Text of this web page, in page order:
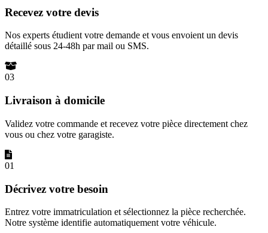
Recevez votre devis
Nos experts étudient votre demande et vous envoient un devis
détaillé sous 24-48h par mail ou SMS.
03
Livraison à domicile
Validez votre commande et recevez votre pièce directement chez
vous ou chez votre garagiste.
01
Décrivez votre besoin
Entrez votre immatriculation et sélectionnez la pièce recherchée.
Notre système identifie automatiquement votre véhicule.